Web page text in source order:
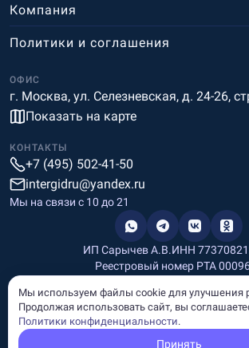
Компания
ОФИС
г. Москва, ул. Селезневская, д. 24-26,
Показать на карте
Политики и соглашения
КОНТАКТЫ
+7 (495) 502-41-50
intergidru@yandex.ru
Мы на связи c 10 до 21
ИП Сарычев А.В.ИНН
Реестровый номер РТА
Информация, размещённая на сайте, носит
характер и не является рекламой и
Мы используем файлы cookie для улучшения
Продолжая использовать сайт, вы
Политики конфиденциальности.
Принять